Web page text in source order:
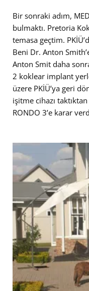
Bir sonraki adım,
bulmaktı. Pretoria
temasa geçtim.
Beni Dr. Anton
Anton Smit daha
2 koklear implant
üzere PKİÜ’ya geri
işitme cihazı
RONDO 3’e karar